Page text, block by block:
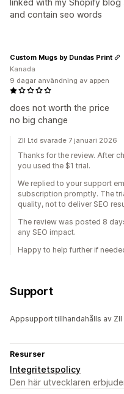
linked with my Shopify
and contain seo words
does not worth the price
no big change
Custom Mugs by Dundas Print
Kanada
9 dagar användning av appen
ZII Ltd svarade 7 januari 2026
Thanks for the review. After
you used the $1 trial.
We replied to your support
subscription promptly. The
quality, not to deliver SEO
The review was posted 8
any SEO impact.
Happy to help further if
Support
Appsupport tillhandahålls av ZII
Resurser
Integritetspolicy
Den här utvecklaren